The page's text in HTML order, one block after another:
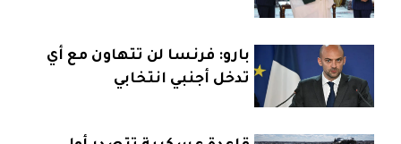
بارو: فرنسا لن تتهاون مع أي
تدخل أجنبي انتخابي